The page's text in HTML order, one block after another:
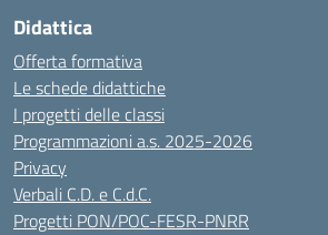
Didattica
Offerta formativa
Le schede didattiche
I progetti delle classi
Programmazioni a.s. 2025-2026
Privacy
Verbali C.D. e C.d.C.
Progetti PON/POC-FESR-PNRR